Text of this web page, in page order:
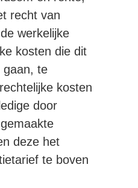
recht van
werkelijke
kosten die dit
gaan, te
kosten
door
deze het
te boven